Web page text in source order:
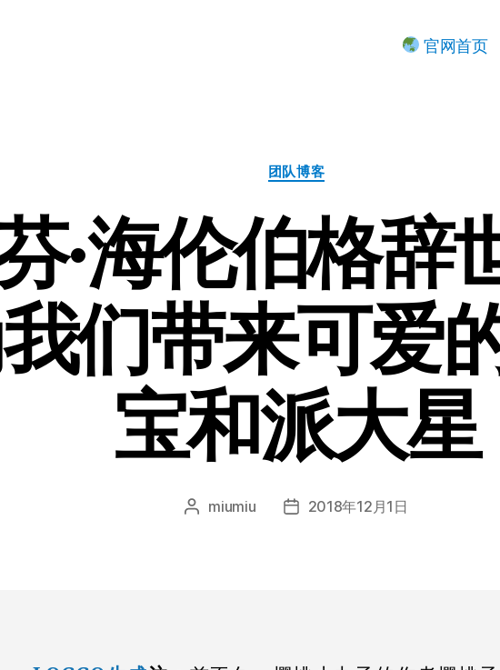
官网首页
分
类
团队博客
·海伦伯格辞
们带来可爱
宝和派大星
文 miumiu
发 2018年12月1日